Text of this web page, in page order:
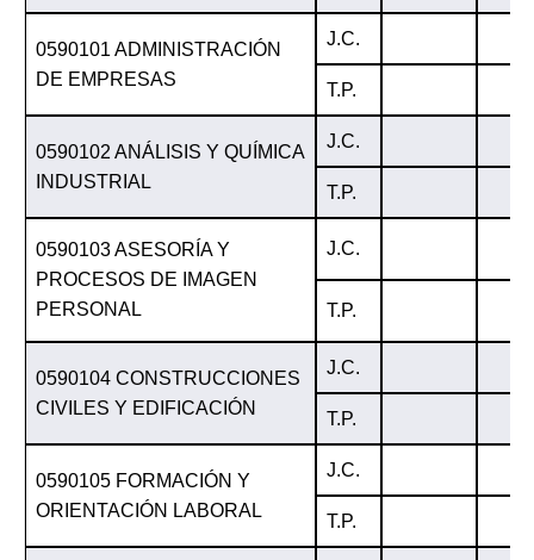
0590101 ADMINISTRACIÓN
DE EMPRESAS
J.C.
T.P.
0590102 ANÁLISIS Y QUÍMICA
INDUSTRIAL
J.C.
T.P.
0590103 ASESORÍA Y
PROCESOS DE IMAGEN
PERSONAL
J.C.
T.P.
0590104 CONSTRUCCIONES
CIVILES Y EDIFICACIÓN
J.C.
T.P.
0590105 FORMACIÓN Y
ORIENTACIÓN LABORAL
J.C.
T.P.